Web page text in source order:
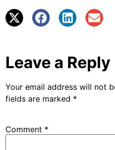
Leave a Reply
Your email address will not
fields are marked *
Comment *